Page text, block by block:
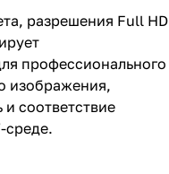
разрешения Full HD
профессионального
изображения,
соответствие
среде.